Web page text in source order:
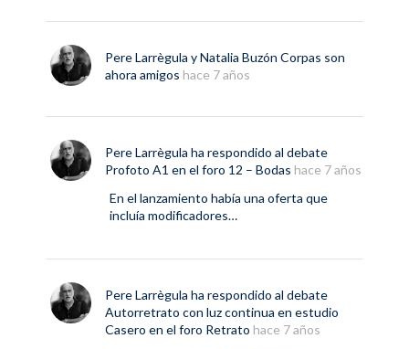
Pere Larrègula yNatalia Buzón Corpas son
ahora amigos hace 7 años
Pere Larrègula ha respondido al debate
Profoto A1 en el foro 12 – Bodas hace 7 años
En el lanzamiento había una oferta que
incluía modificadores…
Pere Larrègula ha respondido al debate
Autorretrato con luz continua en estudio
Casero en el foro Retrato hace 7 años